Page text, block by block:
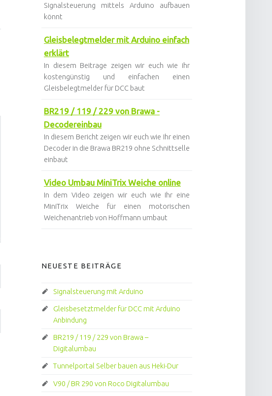
Signalsteuerung mittels Arduino aufbauen
könnt
Gleisbelegtmelder mit Arduino einfach
erklärt
In diesem Beitrage zeigen wir euch wie ihr
kostengünstig und einfachen einen
Gleisbelegtmelder für DCC baut
BR219 / 119 / 229 von Brawa -
Decodereinbau
In diesem Bericht zeigen wir euch wie Ihr einen
Decoder in die Brawa BR219 ohne Schnittselle
einbaut
Video Umbau MiniTrix Weiche online
In dem Video zeigen wir euch wie Ihr eine
MiniTrix Weiche für einen motorischen
Weichenantrieb von Hoffmann umbaut
NEUESTE BEITRÄGE
Signalsteuerung mit Arduino
Gleisbesetztmelder für DCC mit Arduino
Anbindung
BR219 / 119 / 229 von Brawa –
Digitalumbau
Tunnelportal Selber bauen aus Heki-Dur
V90 / BR 290 von Roco Digitalumbau